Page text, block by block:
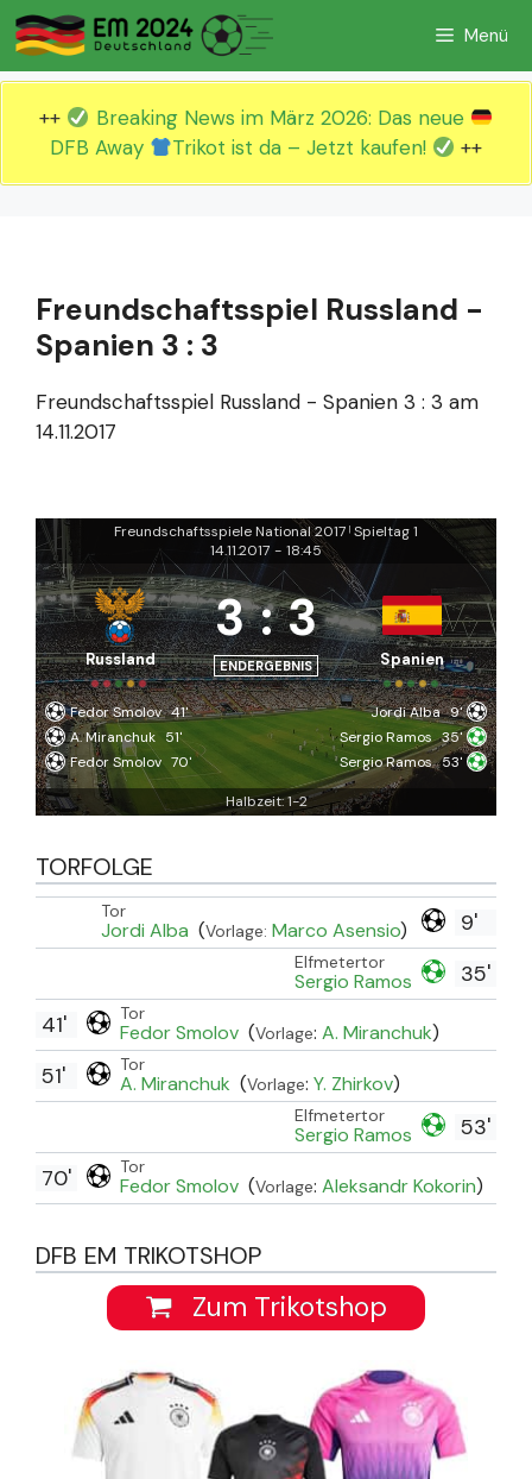
Zum
Inhalt
springen
Menü
++
Breaking News im März 2026: Das neue
DFB Away
Trikot ist da – Jetzt kaufen! ++
Freundschaftsspiel Russland -
Spanien 3 : 3
Freundschaftsspiel Russland - Spanien 3 : 3 am
14.11.2017
Freundschaftsspiele National 2017 | Spieltag 1
14.11.2017 - 18:45
Russland
3 : 3
ENDERGEBNIS Spanien
Fedor Smolov 41'
A. Miranchuk 51'
Fedor Smolov 70'
Jordi Alba 9'
Sergio Ramos 35'
Sergio Ramos 53'
Halbzeit: 1-2
TORFOLGE
9'
Tor
Jordi Alba (Vorlage: Marco Asensio)
35'
Elfmetertor
Sergio Ramos
Tor
Fedor Smolov (Vorlage: A. Miranchuk)
41'
Tor
A. Miranchuk (Vorlage: Y. Zhirkov)
51'
53'
Elfmetertor
Sergio Ramos
Tor
Fedor Smolov (Vorlage: Aleksandr Kokorin)
70'
DFB EM TRIKOTSHOP
Zum Trikotshop